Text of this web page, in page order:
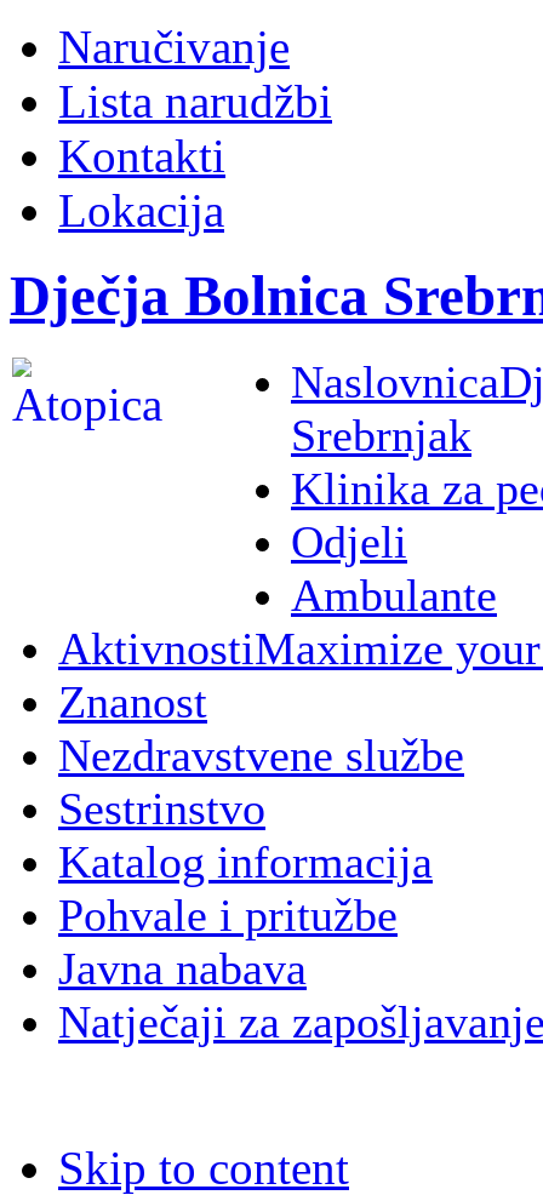
Naručivanje
Lista narudžbi
Kontakti
Lokacija
Dječja Bolnica
Naslovnica
Srebrnjak
Klinika za
Odjeli
Ambulante
AktivnostiMaximize
Znanost
Nezdravstvene službe
Sestrinstvo
Katalog informacija
Pohvale i pritužbe
Javna nabava
Natječaji za
Skip to content